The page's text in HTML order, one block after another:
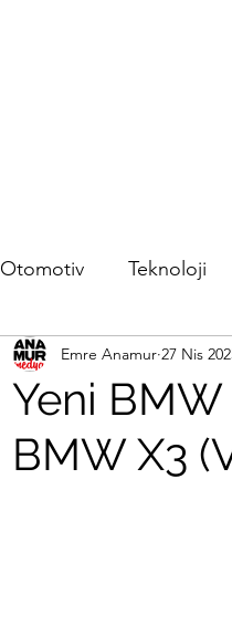
Otomotiv Teknoloji
Yeni
BMW X3
Emre Anamur 27 Nis